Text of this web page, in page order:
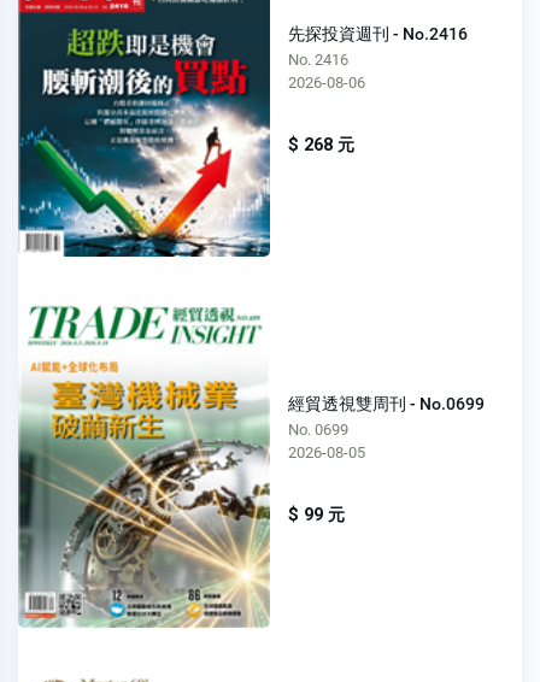
先探投資週刊 - No.2416
No. 2416
2026-08-06
$ 268 元
經貿透視雙周刊 - No.0699
No. 0699
2026-08-05
$ 99 元